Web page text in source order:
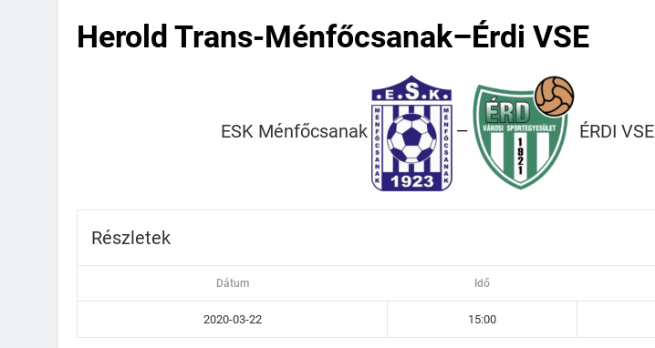
Herold Trans-Ménfőcsanak–Érdi VSE
ESK Ménfőcsanak — ÉRDI VSE
Részletek
Dátum Idő
2020-03-22 15:00